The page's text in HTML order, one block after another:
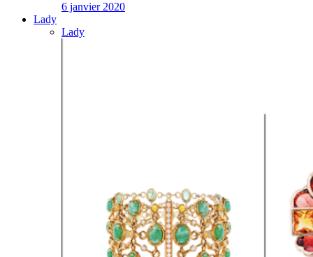
6 janvier 2020
Lady
Lady